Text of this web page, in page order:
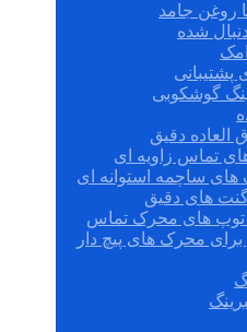
روغن جامد
شده
پشتیبانی
گوشکوبی
العاده دقیق
تماس زاویه ای
های ساچمه استوانه ای
های دقیق
توپ های محرک تماس
برای محرک های پیچ دار